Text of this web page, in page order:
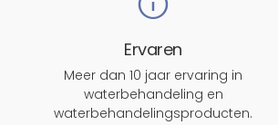
Ervaren
Meer dan 10 jaar ervaring in
waterbehandeling en
waterbehandelingsproducten.